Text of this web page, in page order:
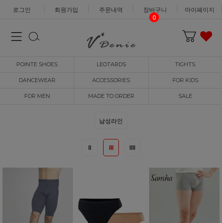
로그인 회원가입 주문내역
장바구니
0
마이페이지
POINTE SHOES LEOTARDS TIGHTS
DANCEWEAR ACCESSORIES FOR KIDS
FOR MEN MADE TO ORDER SALE
남성라인
II III IIII